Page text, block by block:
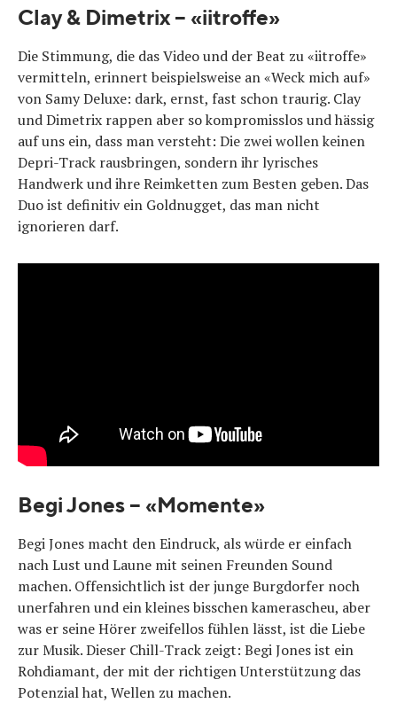
Clay & Dimetrix – «iitroffe»
Die Stimmung, die das Video und der Beat zu «iitroffe»
vermitteln, erinnert beispielsweise an «Weck mich auf»
von Samy Deluxe: dark, ernst, fast schon traurig. Clay
und Dimetrix rappen aber so kompromisslos und hässig
auf uns ein, dass man versteht: Die zwei wollen keinen
Depri-Track rausbringen, sondern ihr lyrisches
Handwerk und ihre Reimketten zum Besten geben. Das
Duo ist definitiv ein Goldnugget, das man nicht
ignorieren darf.
Begi Jones – «Momente»
Begi Jones macht den Eindruck, als würde er einfach
nach Lust und Laune mit seinen Freunden Sound
machen. Offensichtlich ist der junge Burgdorfer noch
unerfahren und ein kleines bisschen kamerascheu, aber
was er seine Hörer zweifellos fühlen lässt, ist die Liebe
zur Musik. Dieser Chill-Track zeigt: Begi Jones ist ein
Rohdiamant, der mit der richtigen Unterstützung das
Potenzial hat, Wellen zu machen.